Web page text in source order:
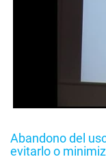
Abandono del
evitarlo o